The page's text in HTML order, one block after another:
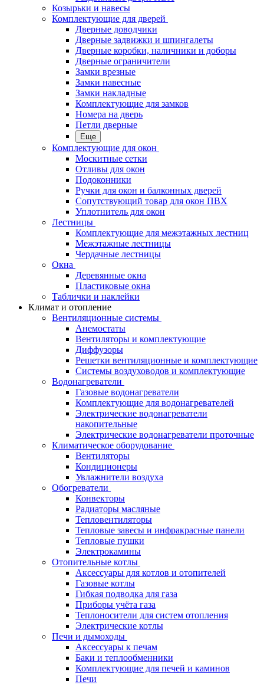
Козырьки и навесы
Комплектующие для дверей
Дверные доводчики
Дверные задвижки и шпингалеты
Дверные коробки, наличники и доборы
Дверные ограничители
Замки врезные
Замки навесные
Замки накладные
Комплектующие для замков
Номера на дверь
Петли дверные
Еще
Комплектующие для окон
Москитные сетки
Отливы для окон
Подоконники
Ручки для окон и балконных дверей
Сопутствующий товар для окон ПВХ
Уплотнитель для окон
Лестницы
Комплектующие для межэтажных лестниц
Межэтажные лестницы
Чердачные лестницы
Окна
Деревянные окна
Пластиковые окна
Таблички и наклейки
Климат и отопление
Вентиляционные системы
Анемостаты
Вентиляторы и комплектующие
Диффузоры
Решетки вентиляционные и комплектующие
Системы воздуховодов и комплектующие
Водонагреватели
Газовые водонагреватели
Комплектующие для водонагревателей
Электрические водонагреватели
накопительные
Электрические водонагреватели проточные
Климатическое оборудование
Вентиляторы
Кондиционеры
Увлажнители воздуха
Обогреватели
Конвекторы
Радиаторы масляные
Тепловентиляторы
Тепловые завесы и инфракрасные панели
Тепловые пушки
Электрокамины
Отопительные котлы
Аксессуары для котлов и отопителей
Газовые котлы
Гибкая подводка для газа
Приборы учёта газа
Теплоносители для систем отопления
Электрические котлы
Печи и дымоходы
Аксессуары к печам
Баки и теплообменники
Комплектующие для печей и каминов
Печи